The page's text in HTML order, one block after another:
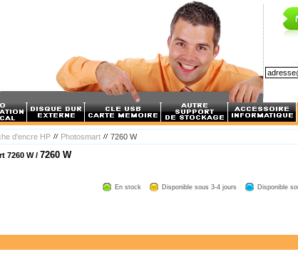
d'encre HP Photosmart 7260 W
7260 W / 7260 W
En stock Disponible sous 3-4 jours Disponible